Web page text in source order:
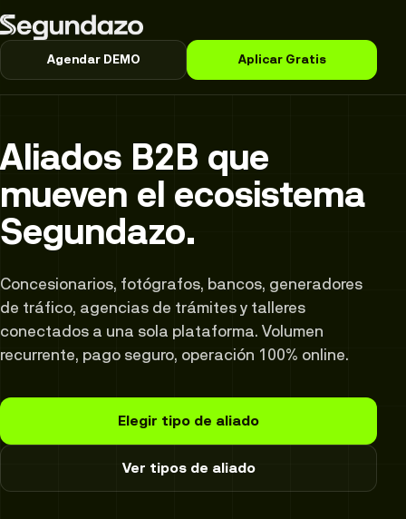
Agendar DEMO Aplicar Gratis
Aliados B2B que
mueven el ecosistema
Segundazo.
Concesionarios, fotógrafos, bancos, generadores
de tráfico, agencias de trámites y talleres
conectados a una sola plataforma. Volumen
recurrente, pago seguro, operación 100% online.
Elegir tipo de aliado
Ver tipos de aliado